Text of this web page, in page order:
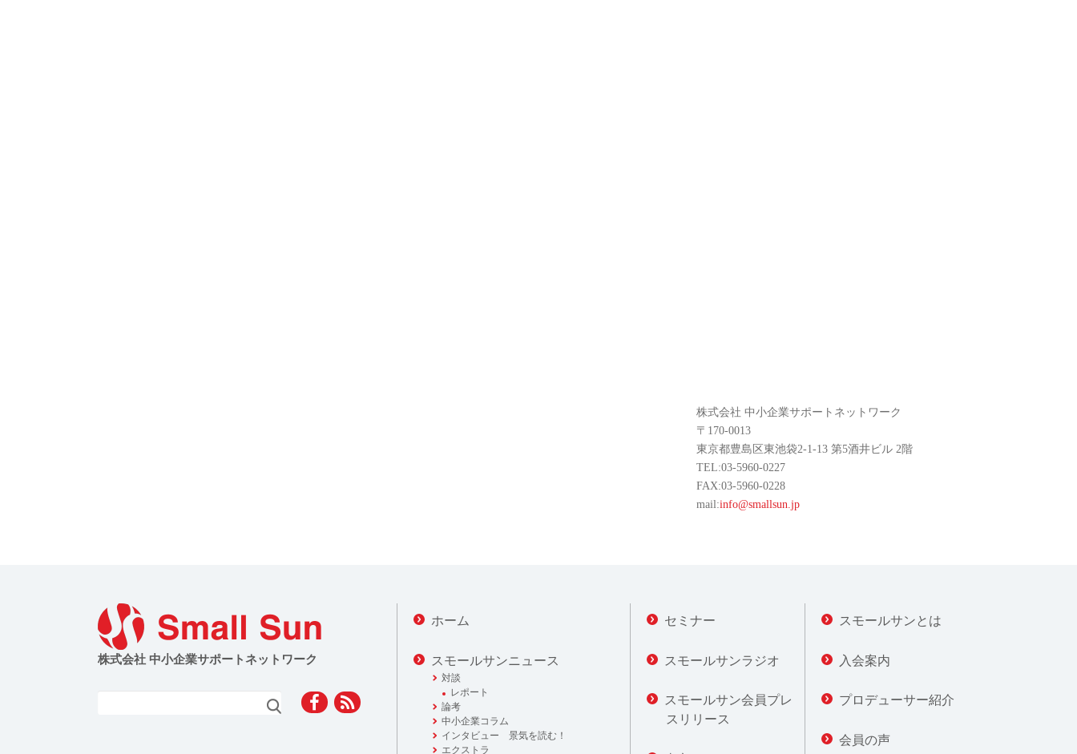
株式会社 中小企業サポートネットワーク
〒170-0013
東京都豊島区東池袋2-1-13 第5酒井ビル 2階
TEL:03-5960-0227
FAX:03-5960-0228
mail:info@smallsun.jp
株式会社 中小企業サポートネットワーク
ホーム
スモールサンニュース
対談
レポート
論考
中小企業コラム
インタビュー 景気を読む！
エクストラ
セミナー
スモールサンラジオ
スモールサン会員プレ
スリリース
スモールサンとは
入会案内
プロデューサー紹介
会員の声